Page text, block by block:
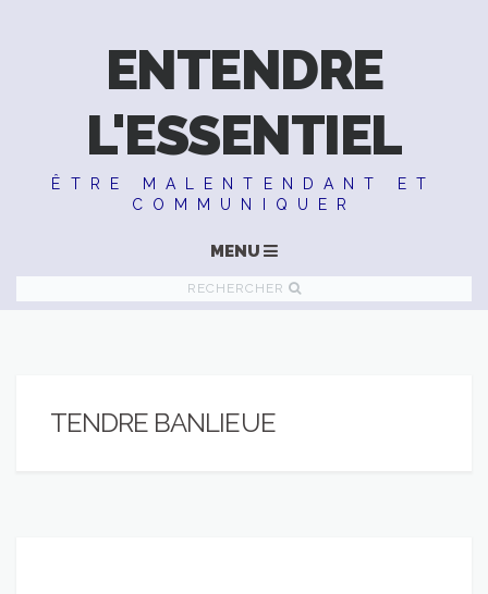
ENTENDRE
L'ESSENTIEL
ÊTRE MALENTENDANT ET
COMMUNIQUER
MENU
RECHERCHER
TENDRE BANLIEUE